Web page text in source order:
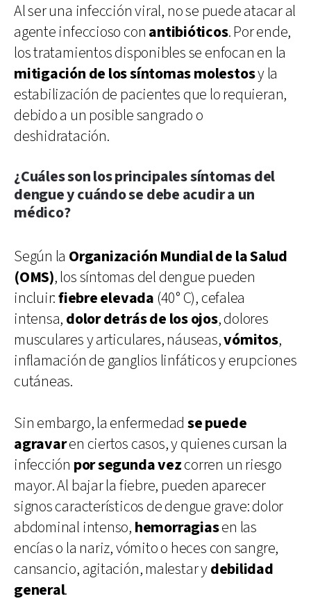
Al ser una infección viral, no se puede atacar al
agente infeccioso con antibióticos. Por ende,
los tratamientos disponibles se enfocan en la
mitigación de los síntomas molestosy la
estabilización de pacientes que lo requieran,
debido a un posible sangrado o
deshidratación.
¿Cuáles son los principales síntomas del
dengue y cuándo se debe acudir a un
médico?
Según la Organización Mundial de la Salud
(OMS), los síntomas del dengue pueden
incluir:fiebre elevada (40° C), cefalea
intensa, dolor detrás de los ojos, dolores
musculares y articulares, náuseas,vómitos,
inflamación de ganglios linfáticos y erupciones
cutáneas.
Sin embargo, la enfermedad se puede
agravaren ciertos casos, y quienes cursan la
infección por segunda vezcorren un riesgo
mayor. Al bajar la fiebre, pueden aparecer
signos característicos de dengue grave: dolor
abdominal intenso, hemorragiasen las
encías o la nariz, vómito o heces con sangre,
cansancio, agitación, malestar ydebilidad
general.